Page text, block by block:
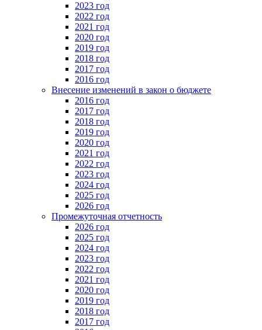
2023 год
2022 год
2021 год
2020 год
2019 год
2018 год
2017 год
2016 год
Внесение изменений в закон о бюджете
2016 год
2017 год
2018 год
2019 год
2020 год
2021 год
2022 год
2023 год
2024 год
2025 год
2026 год
Промежуточная отчетность
2026 год
2025 год
2024 год
2023 год
2022 год
2021 год
2020 год
2019 год
2018 год
2017 год